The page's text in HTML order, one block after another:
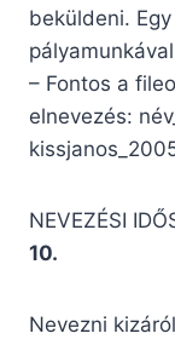
beküldeni.
– Fontos a
elnevezés:
NEVEZÉSI
10.
Nevezni